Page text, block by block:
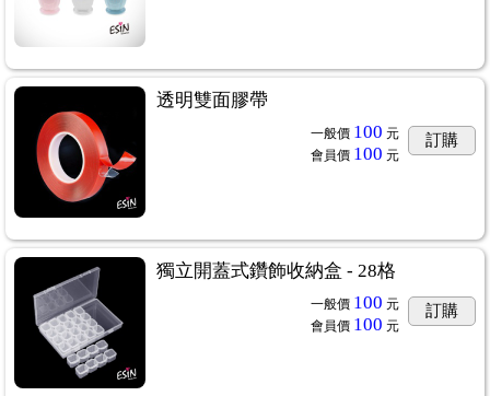
透明雙面膠帶
一般價 100 元
會員價 100 元
訂購
獨立開蓋式鑽飾收納盒 - 28格
一般價 100 元
會員價 100 元
訂購